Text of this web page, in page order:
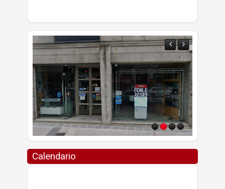
Calendario